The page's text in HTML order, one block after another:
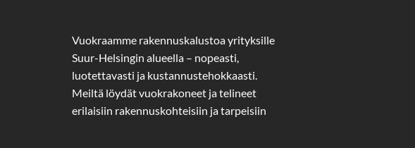
Vuokraamme rakennuskalustoa yrityksille
Suur-Helsingin alueella – nopeasti,
luotettavasti ja kustannustehokkaasti.
Meiltä löydät vuokrakoneet ja telineet
erilaisiin rakennuskohteisiin ja tarpeisiin